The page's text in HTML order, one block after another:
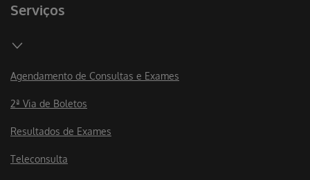
Serviços
Agendamento de Consultas e Exames
2ª Via de Boletos
Resultados de Exames
Teleconsulta